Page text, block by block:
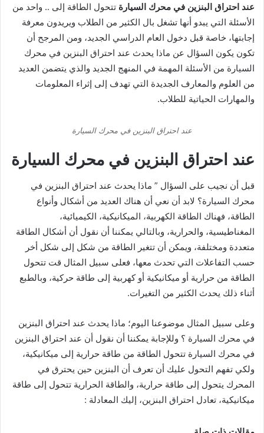
عند احتراق البنزين في محرك السيارة تتحول الطاقة إلى .. واحد من
الأسئلة التي يبدو أنها تشغل بال الكثير من الطلاب ويريدون معرفة
إجابتها، خاصة قبل دخول العام الدراسي الجديد، ومن المرجح أن
تكون يكون السؤال عن ماذا يحدث عند احتراق البنزين في محرك
السيارة من الأسئلة المهمة في المنهج الجديد والذي يتضمن العديد
من العلوم والمعارف الجديدة التي تهدف إلى إثراء المعلومات
والمهارات الحياتية للطلاب.
عند احتراق البنزين في محرك السيارة
عند احتراق البنزين في محرك السيارة
قبل أن نجيب على السؤال ” ماذا يحدث عند احتراق البنزين في
محرك السيارة؟ لابد أن نعي أن هناك العديد من أشكال وأنواع
الطاقة، فهناك الطاقة الكهربية، الميكانيكية، الكيميائية،
المغناطيسية، والحرارية، وبالتالي يمكننا أن نقول أن أشكال الطاقة
متعددة ومختلفة، ويمكن أن تتغير الطاقة من شكل إلى شكل أخر
حسب التفاعلات التي تحدث معها، فعلى سبيل المثال قت تتحول
الطاقة من حرارية أو ميكانيكية أو كهربية إلى طاقة حركية، وبالطبع
أثناء ذلك يحدث الكثير من التغيرات.
وعلى سبيل المثال موضوعنا اليوم؛ ماذا يحدث عند احتراق البنزين
في محرك السيارة ؟ وللإجابة يمكننا أن نقول أن عند احتراق البنزين
في محرك السيارة تتحول الطاقة من طاقة حرارية إلى ميكانيكية،
ولكي تفهم التحول عليك أن تعرف أن البنزين حين يحترق في
المحرك يتحول إلى طاقة حرارية، والطاقة الحرارية تتحول إلى طاقة
ميكانيكية، تعادل احتراق البنزين، إليك المعادلة :